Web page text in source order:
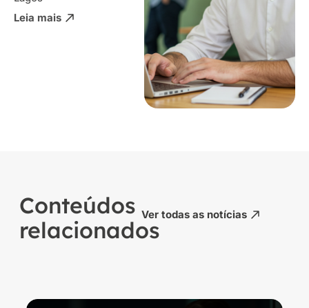
Leia mais
Conteúdos
relacionados
Ver todas as notícias